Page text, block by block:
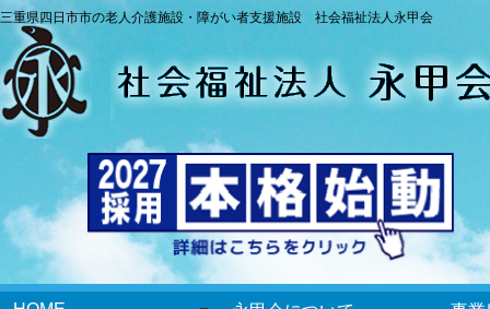
三重県四日市市の老人介護施設・障がい者支援施設 社会福祉法人永甲会